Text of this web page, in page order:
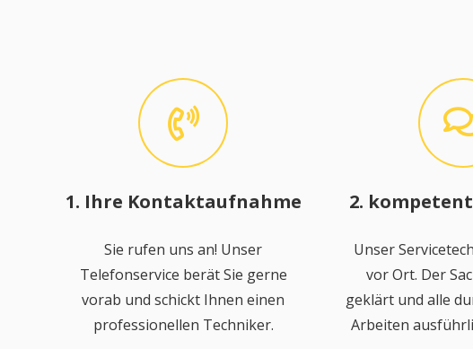
1. Ihre Kontaktaufnahme
Sie rufen uns an! Unser
Telefonservice berät Sie gerne
vorab und schickt Ihnen einen
professionellen Techniker.
2.
Unser
vor Ort. Der
geklärt und alle
Arbeiten